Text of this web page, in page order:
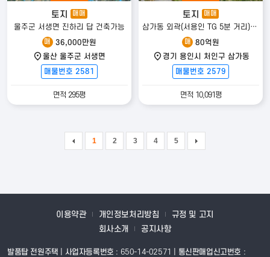
토지 매매
울주군 서생면 진하리 답 건축가능
매 36,000만원
울산 울주군 서생면
매물번호 2581
면적 295평
토지 매매
삼가동 외곽(서용인 TG 5분 거리) 토지(허가득 1필 외 2필지) 매매
매
80억원
경기 용인시 처인구 삼가동
매물번호 2579
면적 10,091평
1 2 3 4 5
이용약관 개인정보처리방침
규정 및 고지
회사소개
공지사항
발품탑 전원주택 사업자등록번호 : 650-14-02571 | 통신판매업신고번호 :